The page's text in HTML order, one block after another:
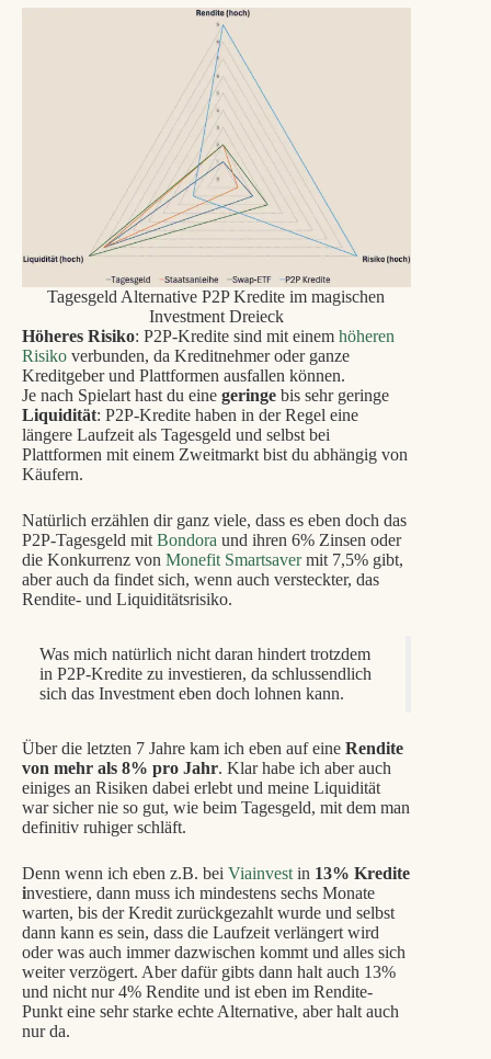
Tagesgeld Alternative P2P Kredite im magischen
Investment Dreieck
Höheres Risiko: P2P-Kredite sind mit einem höheren
Risikoverbunden, da Kreditnehmer oder ganze
Kreditgeber und Plattformen ausfallen können.
Je nach Spielart hast du eine geringebis sehr geringe
Liquidität: P2P-Kredite haben in der Regel eine
längere Laufzeit als Tagesgeld und selbst bei
Plattformen mit einem Zweitmarkt bist du abhängig von
Käufern.
Natürlich erzählen dir ganz viele, dass es eben doch das
P2P-Tagesgeld mitBondoraund ihren 6% Zinsen oder
die Konkurrenz von Monefit Smartsavermit 7,5% gibt,
aber auch da findet sich, wenn auch versteckter, das
Rendite- und Liquiditätsrisiko.
Was mich natürlich nicht daran hindert trotzdem
in P2P-Kredite zu investieren, da schlussendlich
sich das Investment eben doch lohnen kann.
Über die letzten 7 Jahre kam ich eben auf eine Rendite
von mehr als 8% pro Jahr. Klar habe ich aber auch
einiges an Risiken dabei erlebt und meine Liquidität
war sicher nie so gut, wie beim Tagesgeld, mit dem man
definitiv ruhiger schläft.
Denn wenn ich eben z.B. bei Viainvestin13% Kredite
investiere, dann muss ich mindestens sechs Monate
warten, bis der Kredit zurückgezahlt wurde und selbst
dann kann es sein, dass die Laufzeit verlängert wird
oder was auch immer dazwischen kommt und alles sich
weiter verzögert. Aber dafür gibts dann halt auch 13%
und nicht nur 4% Rendite und ist eben im Rendite-
Punkt eine sehr starke echte Alternative, aber halt auch
nur da.